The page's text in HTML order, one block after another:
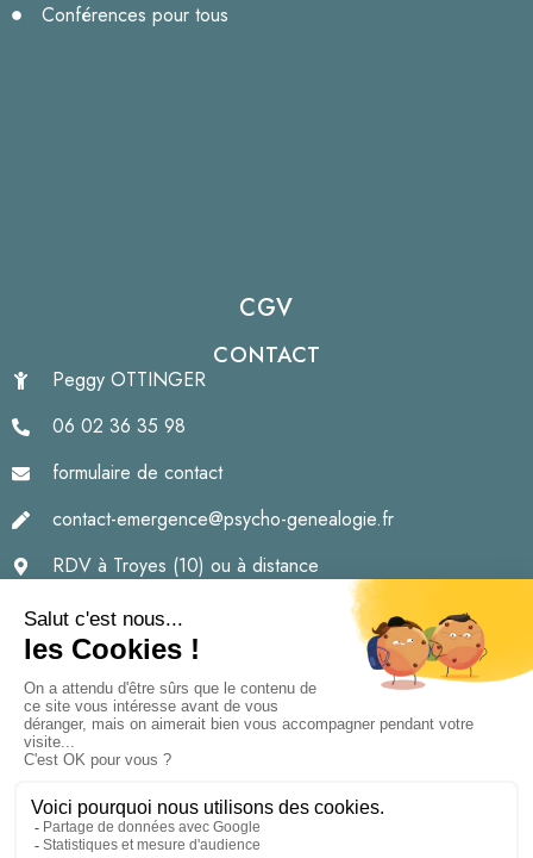
Conférences pour tous
CGV
CONTACT
Peggy OTTINGER
06 02 36 35 98
formulaire de contact
contact-emergence@psycho-genealogie.fr
RDV à Troyes (10) ou à distance
Formations à Troyes (10)
ou à distance (zoom)
Les approches proposées relèvent du champ de
l’accompagnement et de la relation d’aide
psychoémotionnelle ; elles ne constituent pas et ne
remplacent pas